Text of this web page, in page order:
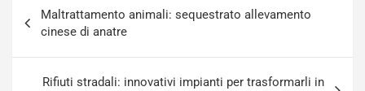
articoli
Maltrattamento animali: sequestrato allevamento
cinese di anatre
Rifiuti stradali: innovativi impianti per trasformarli in